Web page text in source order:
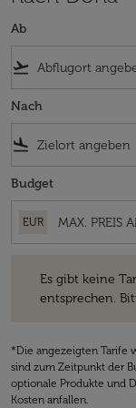
Ab
flight_takeoff
Nach
flight_land
Budget
EUR
Es gibt keine
entsprechen.
*Die angezeigten Tarife
sind zum Zeitpunkt der
optionale Produkte und
Kosten anfallen.